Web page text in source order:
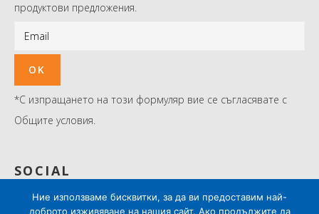
продуктови предложения.
*С изпращането на този формуляр вие се съгласявате с
Общите условия.
SOCIAL
Ние използваме бисквитки, за да ви предоставим най-
доброто изживяване на нашия сайт. Ако продължите да